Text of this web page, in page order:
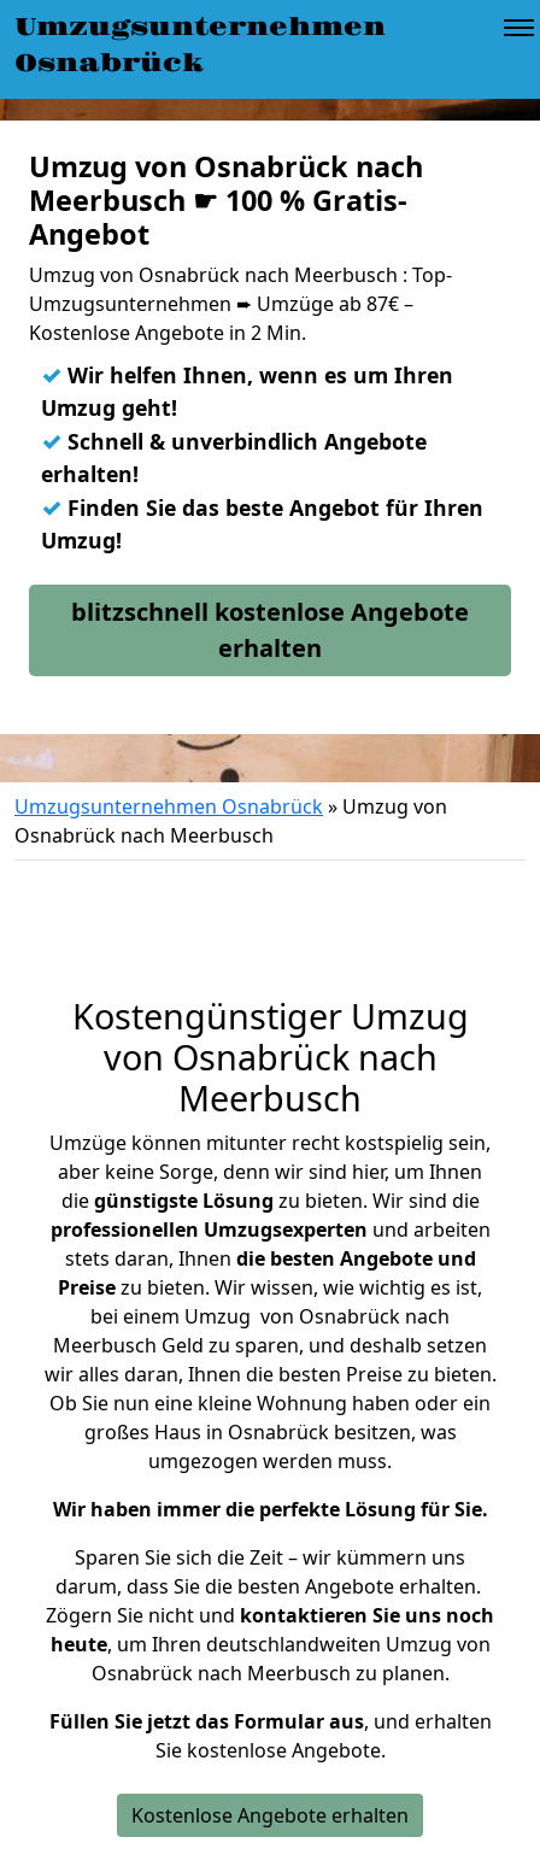
Umzugsunternehmen
Osnabrück
Umzug von Osnabrück nach
Meerbusch ☛ 100 % Gratis-
Angebot
Umzug von Osnabrück nach Meerbusch : Top-
Umzugsunternehmen ➨ Umzüge ab 87€ –
Kostenlose Angebote in 2 Min.
✓ Wir helfen Ihnen, wenn es um Ihren
Umzug geht!
✓ Schnell & unverbindlich Angebote
erhalten!
✓ Finden Sie das beste Angebot für Ihren
Umzug!
blitzschnell kostenlose Angebote
erhalten
Umzugsunternehmen Osnabrück» Umzug von
Osnabrück nach Meerbusch
Kostengünstiger Umzug
von Osnabrück nach
Meerbusch
Umzüge können mitunter recht kostspielig sein,
aber keine Sorge, denn wir sind hier, um Ihnen
diegünstigste Lösung zu bieten. Wir sind die
professionellen Umzugsexperten und arbeiten
stets daran, Ihnen die besten Angebote und
Preisezu bieten. Wir wissen, wie wichtig es ist,
bei einem Umzug von Osnabrück nach
Meerbusch Geld zu sparen, und deshalb setzen
wir alles daran, Ihnen die besten Preise zu bieten.
Ob Sie nun eine kleine Wohnung haben oder ein
großes Haus in Osnabrück besitzen, was
umgezogen werden muss.
Wir haben immer die perfekte Lösung für Sie.
Sparen Sie sich die Zeit – wir kümmern uns
darum, dass Sie die besten Angebote erhalten.
Zögern Sie nicht und kontaktieren Sie uns noch
heute, um Ihren deutschlandweiten Umzug von
Osnabrück nach Meerbusch zu planen.
Füllen Sie jetzt das Formular aus, und erhalten
Sie kostenlose Angebote.
Kostenlose Angebote erhalten